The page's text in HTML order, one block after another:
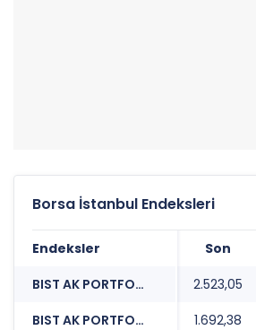
Borsa İstanbul Endeksleri
Endeksler Son
BIST AK PORTFOY BUYUYEN SIRKETLER
2.523,05
BIST AK PORTFOY DEGER ODAKLI 100
1.692,38